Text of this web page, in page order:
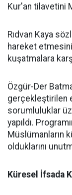
Kur'an tilavetini
Rıdvan Kaya
hareket
kuşatmalara
Özgür-Der
gerçekleştirilen
sorumluluklar
yapıldı.
Müslümanların
olduklarını
Küresel İfsada